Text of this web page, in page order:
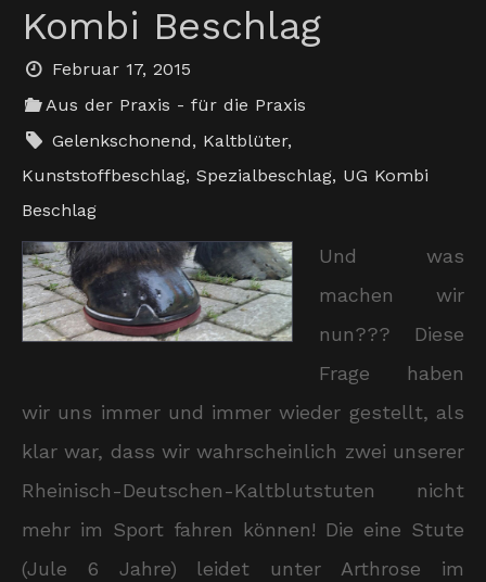
Kombi Beschlag
Februar 17, 2015
Aus der Praxis - für die Praxis
Gelenkschonend, Kaltblüter,
Kunststoffbeschlag, Spezialbeschlag, UG Kombi
Beschlag
Und was
machen wir
nun??? Diese
Frage haben
wir uns immer und immer wieder gestellt, als
klar war, dass wir wahrscheinlich zwei unserer
Rheinisch-Deutschen-Kaltblutstuten nicht
mehr im Sport fahren können! Die eine Stute
(Jule 6 Jahre) leidet unter Arthrose im